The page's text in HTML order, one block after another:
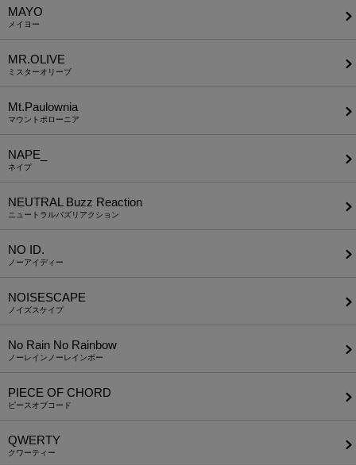
MAYO
メイヨー
MR.OLIVE
ミスターオリーブ
Mt.Paulownia
マウントポローニア
NAPE_
ネイプ
NEUTRAL Buzz Reaction
ニュートラルバズリアクション
NO ID.
ノーアイディー
NOISESCAPE
ノイズスケイプ
No Rain No Rainbow
ノーレインノーレインボー
PIECE OF CHORD
ピースオブコード
QWERTY
クワーティー